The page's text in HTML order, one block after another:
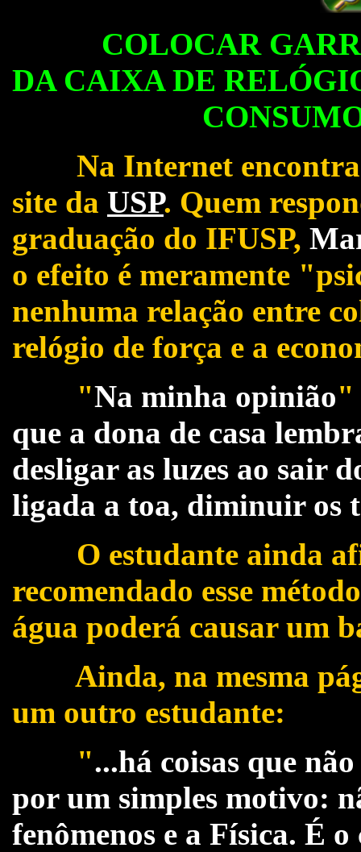
COLOCAR
DA CAIXA DE
Na Internet
site da USP. Quem
graduação do IFUSP,
o efeito é meramente
nenhuma relação entre
relógio de força e a
"Na minha opinião"
que a dona de casa
desligar as luzes ao sair
ligada a toa, diminuir os
O estudante ainda
recomendado esse
água poderá causar um
Ainda, na mesma
um outro estudante:
"...há coisas que
por um simples motivo:
fenômenos e a Física. É